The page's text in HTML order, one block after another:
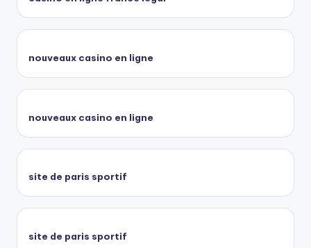
nouveaux casino en ligne
nouveaux casino en ligne
site de paris sportif
site de paris sportif